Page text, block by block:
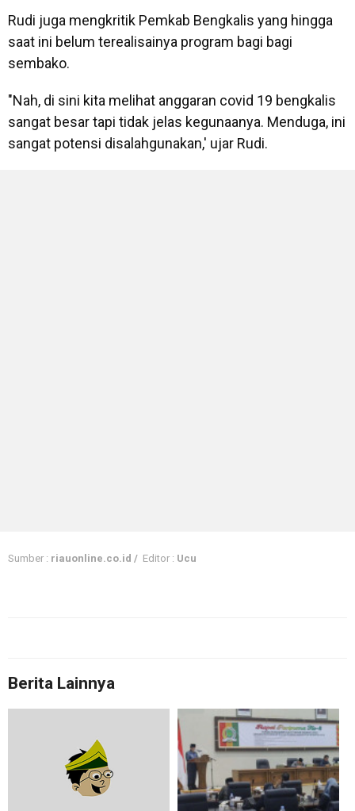
Rudi juga mengkritik Pemkab Bengkalis yang hingga
saat ini belum terealisainya program bagi bagi
sembako.
"Nah, di sini kita melihat anggaran covid 19 bengkalis
sangat besar tapi tidak jelas kegunaanya. Menduga, ini
sangat potensi disalahgunakan,' ujar Rudi.
Sumber : riauonline.co.id / Editor : Ucu
Berita Lainnya